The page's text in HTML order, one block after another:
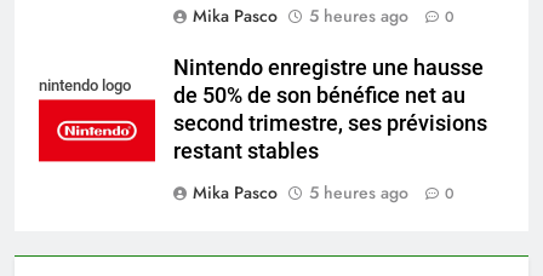
Mika Pasco
5 heures ago 0
nintendo logo
Nintendo enregistre une hausse
de 50% de son bénéfice net au
second trimestre, ses prévisions
restant stables
Mika Pasco
5 heures ago 0